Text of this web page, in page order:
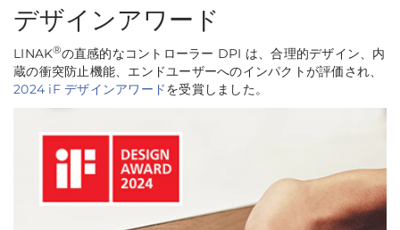
デザインアワード
LINAK®の直感的なコントローラー DPI は、合理的デザイン、内
蔵の衝突防止機能、エンドユーザーへのインパクトが評価され、
2024 iF デザインアワードを受賞しました。